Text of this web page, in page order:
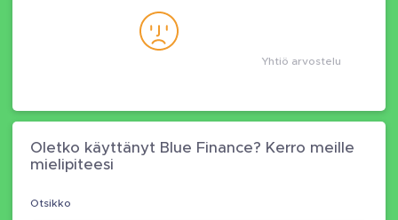
Yhtiö arvostelu
Oletko käyttänyt Blue Finance? Kerro meille
mielipiteesi
Otsikko